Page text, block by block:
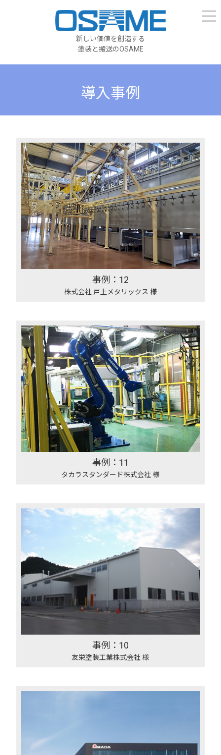
新しい価値を創造する
塗装と搬送のOSAME
導入事例
事例：12
株式会社 戸上メタリックス 様
事例：11
タカラスタンダード株式会社 様
事例：10
友栄塗装工業株式会社 様